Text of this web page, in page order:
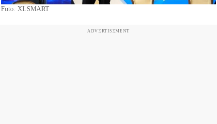
Foto: XLSMART
ADVERTISEMENT